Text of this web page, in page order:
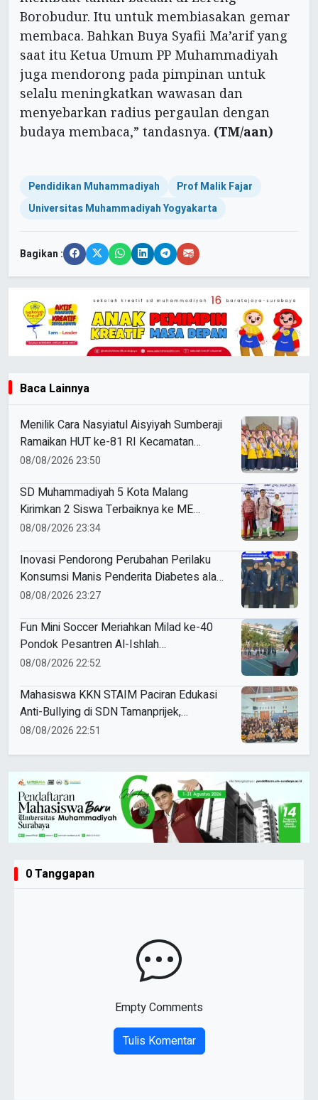
Borobudur. Itu untuk membiasakan gemar
membaca. Bahkan Buya Syafii Ma’arif yang
saat itu Ketua Umum PP Muhammadiyah
juga mendorong pada pimpinan untuk
selalu meningkatkan wawasan dan
menyebarkan radius pergaulan dengan
budaya membaca,” tandasnya. (TM/aan)
Pendidikan Muhammadiyah
Prof Malik Fajar
Universitas Muhammadiyah Yogyakarta
Bagikan :
Baca Lainnya
Menilik Cara Nasyiatul Aisyiyah Sumberaji
Ramaikan HUT ke-81 RI Kecamatan
Sukodadi
08/08/2026 23:50
SD Muhammadiyah 5 Kota Malang
Kirimkan 2 Siswa Terbaiknya ke ME
Award 2026
08/08/2026 23:34
Inovasi Pendorong Perubahan Perilaku
Konsumsi Manis Penderita Diabetes ala
Mahasiswa Unesa
08/08/2026 23:27
Fun Mini Soccer Meriahkan Milad ke-40
Pondok Pesantren Al-Ishlah
Sendangagung
08/08/2026 22:52
Mahasiswa KKN STAIM Paciran Edukasi
Anti-Bullying di SDN Tamanprijek,
Tanamkan Empati Sejak Dini
08/08/2026 22:51
0 Tanggapan
Empty Comments
Tulis Komentar